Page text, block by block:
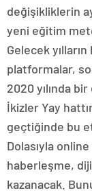
değişikliklerin
yeni eğitim
Gelecek yılların
platformalar,
2020 yılında
İkizler Yay
geçtiğinde bu
Dolasıyla
haberleşme,
kazanacak.